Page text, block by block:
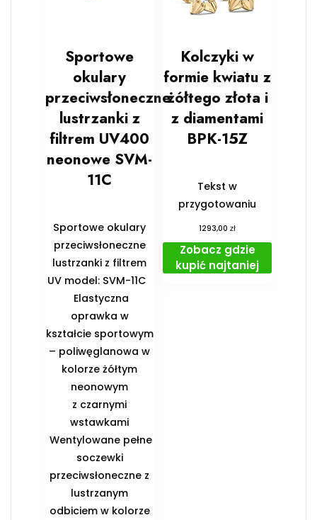
Sportowe
okulary
przeciwsłoneczne
lustrzanki z
filtrem UV400
neonowe SVM-
11C
Sportowe okulary
przeciwsłoneczne
lustrzanki z filtrem
UV model: SVM-11C
Elastyczna
oprawka w
kształcie sportowym
– poliwęglanowa w
kolorze żółtym
neonowym
z czarnymi
wstawkami
Wentylowane pełne
soczewki
przeciwsłoneczne z
lustrzanym
odbiciem w kolorze
Kolczyki w
formie kwiatu z
żółtego złota i
z diamentami
BPK-15Z
Tekst w
przygotowaniu
1293,00zł
Zobacz gdzie
kupić najtaniej